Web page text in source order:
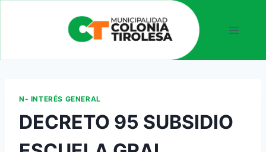
N- INTERÉS GENERAL
DECRETO 95 SUBSIDIO